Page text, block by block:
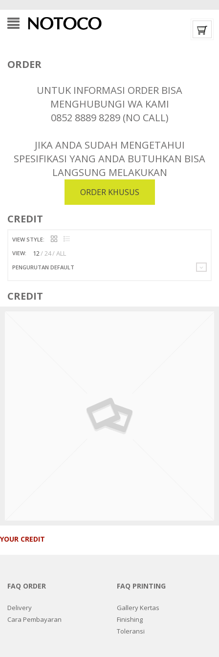
ORDER
UNTUK INFORMASI ORDER BISA
MENGHUBUNGI WA KAMI
0852 8889 8289 (NO CALL)
JIKA ANDA SUDAH MENGETAHUI
SPESIFIKASI YANG ANDA BUTUHKAN BISA
LANGSUNG MELAKUKAN
ORDER KHUSUS
CREDIT
VIEW STYLE:
VIEW:
12 24 ALL
PENGURUTAN DEFAULT
CREDIT
YOUR CREDIT
FAQ ORDER
Delivery
Cara Pembayaran
FAQ PRINTING
Gallery Kertas
Finishing
Toleransi